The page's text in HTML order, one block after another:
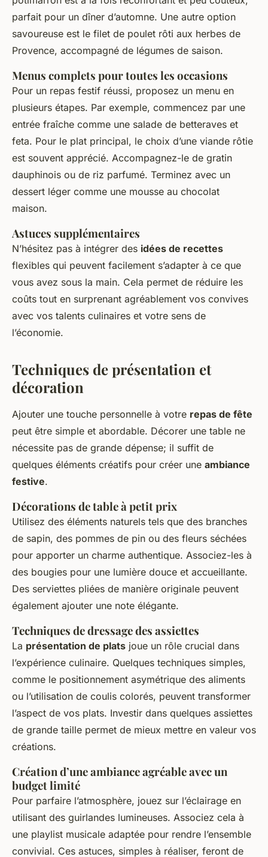
parfait pour un dîner d’automne. Une autre option
savoureuse est le filet de poulet rôti aux herbes de
Provence, accompagné de légumes de saison.
Menus complets pour toutes les occasions
Pour un repas festif réussi, proposez un menu en
plusieurs étapes. Par exemple, commencez par une
entrée fraîche comme une salade de betteraves et
feta. Pour le plat principal, le choix d’une viande rôtie
est souvent apprécié. Accompagnez-le de gratin
dauphinois ou de riz parfumé. Terminez avec un
dessert léger comme une mousse au chocolat
maison.
Astuces supplémentaires
N’hésitez pas à intégrer des idées de recettes
flexibles qui peuvent facilement s’adapter à ce que
vous avez sous la main. Cela permet de réduire les
coûts tout en surprenant agréablement vos convives
avec vos talents culinaires et votre sens de
l’économie.
Techniques de présentation et
décoration
Ajouter une touche personnelle à votre repas de fête
peut être simple et abordable. Décorer une table ne
nécessite pas de grande dépense; il suffit de
quelques éléments créatifs pour créer une ambiance
festive.
Décorations de table à petit prix
Utilisez des éléments naturels tels que des branches
de sapin, des pommes de pin ou des fleurs séchées
pour apporter un charme authentique. Associez-les à
des bougies pour une lumière douce et accueillante.
Des serviettes pliées de manière originale peuvent
également ajouter une note élégante.
Techniques de dressage des assiettes
La présentation de plats joue un rôle crucial dans
l’expérience culinaire. Quelques techniques simples,
comme le positionnement asymétrique des aliments
ou l’utilisation de coulis colorés, peuvent transformer
l’aspect de vos plats. Investir dans quelques assiettes
de grande taille permet de mieux mettre en valeur vos
créations.
Création d’une ambiance agréable avec un
budget limité
Pour parfaire l’atmosphère, jouez sur l’éclairage en
utilisant des guirlandes lumineuses. Associez cela à
une playlist musicale adaptée pour rendre l’ensemble
convivial. Ces astuces, simples à réaliser, feront de